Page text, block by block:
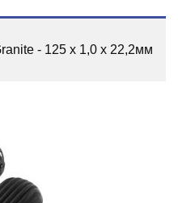
- 125 x 1,0 x 22,2мм